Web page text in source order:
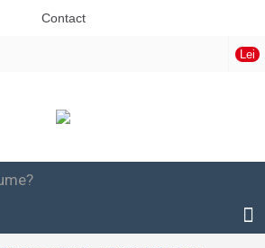
Contact
Lei